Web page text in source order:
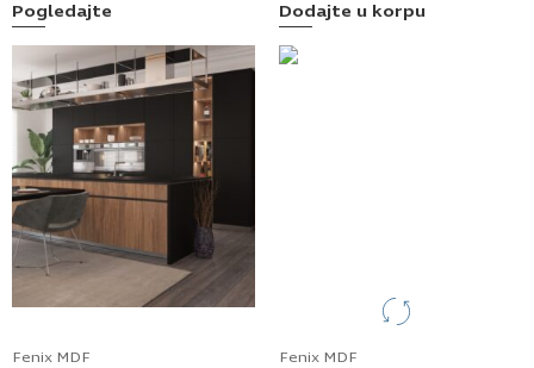
Pogledajte
Dodajte u korpu
Fenix MDF Fenix MDF